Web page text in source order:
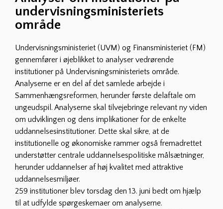
undervisningsministeriets
område
Undervisningsministeriet (UVM) og Finansministeriet (FM)
gennemfører i øjeblikket to analyser vedrørende
institutioner på Undervisningsministeriets område.
Analyserne er en del af det samlede arbejde i
Sammenhængsreformen, herunder første delaftale om
ungeudspil. Analyserne skal tilvejebringe relevant ny viden
om udviklingen og dens implikationer for de enkelte
uddannelsesinstitutioner. Dette skal sikre, at de
institutionelle og økonomiske rammer også fremadrettet
understøtter centrale uddannelsespolitiske målsætninger,
herunder uddannelser af høj kvalitet med attraktive
uddannelsesmiljøer.
259 institutioner blev torsdag den 13. juni bedt om hjælp
til at udfylde spørgeskemaer om analyserne.